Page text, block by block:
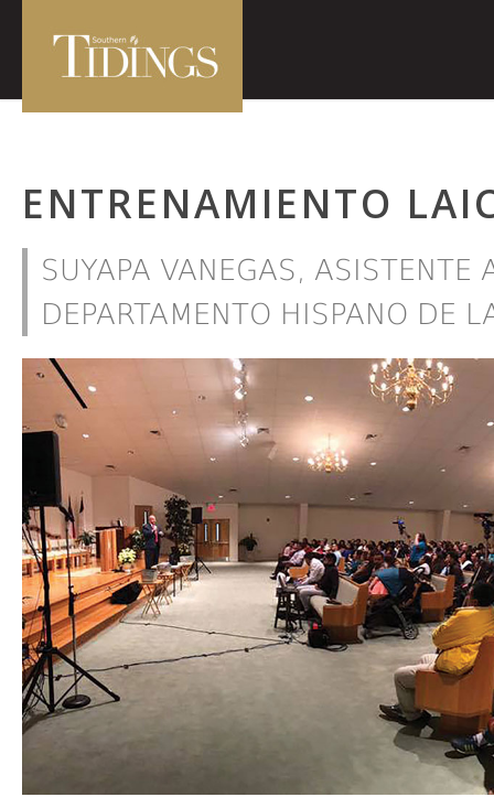
ENTRENAMIENTO
SUYAPA VANEGAS, ASISTENTE
DEPARTAMENTO HISPANO DE